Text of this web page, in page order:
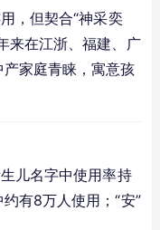
，但契合“神采奕
来在江浙、福建、广
家庭青睐，寓意孩
儿名字中使用率持
有8万人使用；“安”